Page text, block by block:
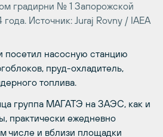
градирни № 1 Запорожской
Источник: Juraj Rovny / IAEA
посетил насосную станцию
пруд-охладитель,
топлива.
группа МАГАТЭ на ЗАЭС, как и
практически ежедневно
числе и вблизи площадки